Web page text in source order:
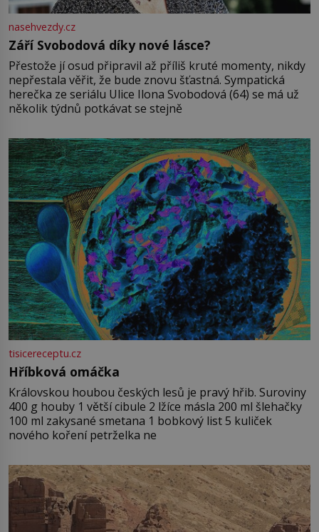
nasehvezdy.cz
Září Svobodová díky nové lásce?
Přestože jí osud připravil až příliš kruté momenty, nikdy
nepřestala věřit, že bude znovu šťastná. Sympatická
herečka ze seriálu Ulice Ilona Svobodová (64) se má už
několik týdnů potkávat se stejně
tisicereceptu.cz
Hříbková omáčka
Královskou houbou českých lesů je pravý hřib. Suroviny
400 g houby 1 větší cibule 2 lžíce másla 200 ml šlehačky
100 ml zakysané smetana 1 bobkový list 5 kuliček
nového koření petrželka ne